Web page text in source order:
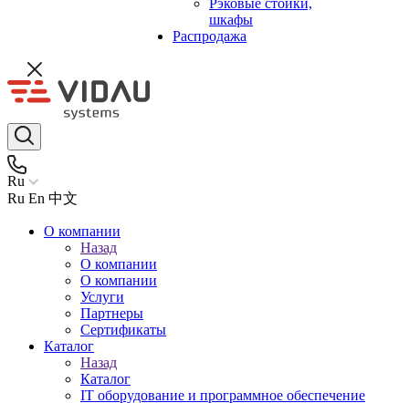
Рэковые стойки,
шкафы
Распродажа
Ru
Ru En 中文
О компании
Назад
О компании
О компании
Услуги
Партнеры
Сертификаты
Каталог
Назад
Каталог
IT оборудование и программное обеспечение